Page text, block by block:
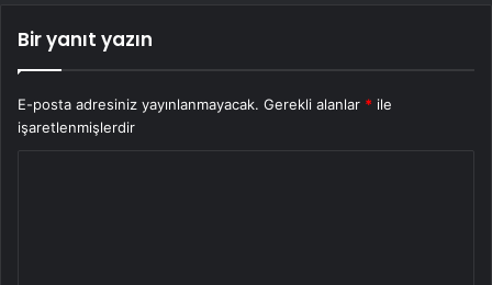
Bir yanıt yazın
E-posta adresiniz yayınlanmayacak. Gerekli alanlar * ile
işaretlenmişlerdir